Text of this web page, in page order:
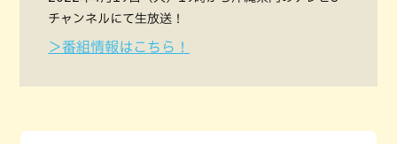
チャンネルにて生放送！
＞番組情報はこちら！